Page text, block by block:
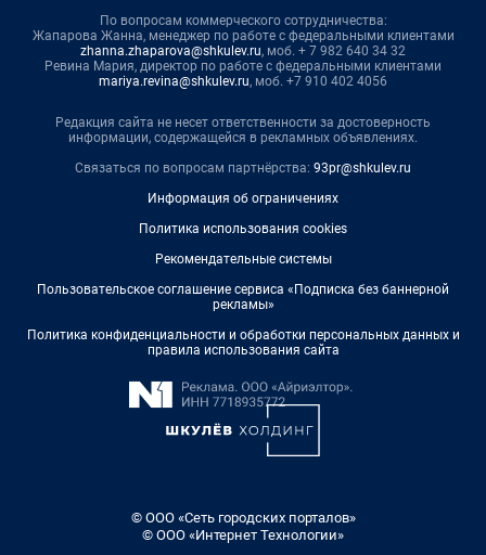
По вопросам коммерческого сотрудничества:
Жапарова Жанна, менеджер по работе с федеральными клиентами
zhanna.zhaparova@shkulev.ru, моб. + 7 982 640 34 32
Ревина Мария, директор по работе с федеральными клиентами
mariya.revina@shkulev.ru, моб. +7 910 402 4056
Редакция сайта не несет ответственности за достоверность
информации, содержащейся в рекламных объявлениях.
Связаться по вопросам партнёрства: 93pr@shkulev.ru
Информация об ограничениях
Политика использования cookies
Рекомендательные системы
Пользовательское соглашение сервиса «Подписка без баннерной
рекламы»
Политика конфиденциальности и обработки персональных данных и
правила использования сайта
© ООО «Сеть городских порталов»
© ООО «Интернет Технологии»